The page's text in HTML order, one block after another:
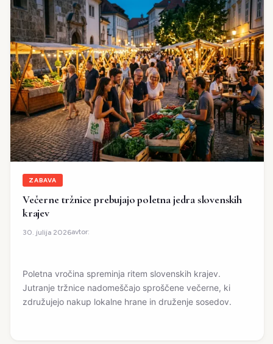
ZABAVA
Večerne tržnice prebujajo poletna jedra slovenskih
krajev
30. julija 2026avtor:
Poletna vročina spreminja ritem slovenskih krajev.
Jutranje tržnice nadomeščajo sproščene večerne, ki
združujejo nakup lokalne hrane in druženje sosedov.